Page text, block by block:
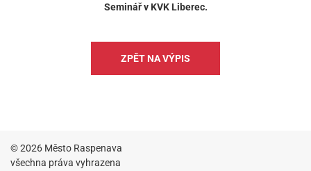
Seminář v KVK Liberec.
ZPĚT NA VÝPIS
© 2026 Město Raspenava
všechna práva vyhrazena